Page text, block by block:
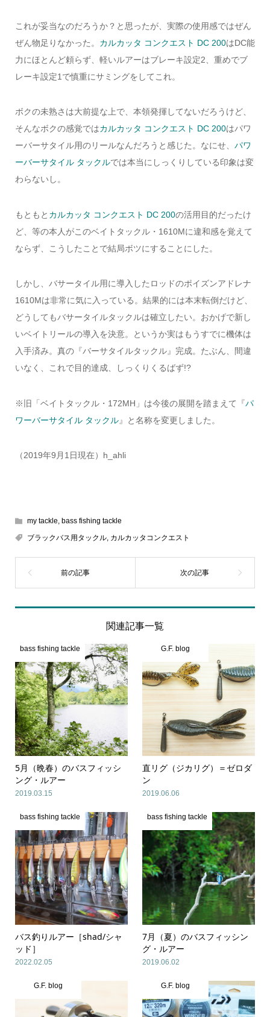
これが妥当なのだろうか？と思ったが、実際の使用感ではぜん
ぜん物足りなかった。 カルカッタ コンクエスト DC 200はDC能
力にほとんど頼らず、軽いルアーはブレーキ設定2、重めでブ
レーキ設定1で慎重にサミングをしてこれ。
ボクの未熟さは大前提な上で、本領発揮してないだろうけど、
そんなボクの感覚ではカルカッタ コンクエスト DC 200はパワ
ーバーサタイル用のリールなんだろうと感じた。なにせ、 パワ
ーバーサタイル タックルでは本当にしっくりしている印象は変
わらないし。
もともと カルカッタ コンクエスト DC 200の活用目的だったけ
ど、等の本人がこのベイトタックル・1610Mに違和感を覚えて
ならず、こうしたことで結局ボツにすることにした。
しかし、バサータイル用に導入したロッドのポイズンアドレナ
1610Mは非常に気に入っている。結果的には本末転倒だけど、
どうしてもバサータイルタックルは確立したい。おかげで新し
いベイトリールの導入を決意。というか実はもうすでに機体は
入手済み。真の『バーサタイルタックル』完成。たぶん、間違
いなく、これで目的達成、しっくりくるばず!?
※旧「ベイトタックル・172MH」は今後の展開を踏まえて『パ
ワーバーサタイル タックル』と名称を変更しました。
（2019年9月1日現在）h_ahli
my tackle bass fishing tackle
ブラックバス用タックル, カルカッタコンクエスト
関連記事一覧
bass fishing tackle
5月（晩春）のバスフィッシ
ング・ルアー
2019.03.15
G.F. blog
直リグ（ジカリグ）＝ゼロダ
ン
2019.06.06
bass fishing tackle
バス釣りルアー［shad/シャ
ッド］
2022.02.05
bass fishing tackle
7月（夏）のバスフィッシン
グ・ルアー
2019.06.02
G.F. blog G.F. blog